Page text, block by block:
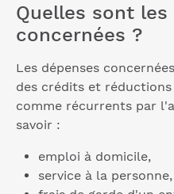
Quelles sont les
concernées ?
Les dépenses
des crédits et
comme récurrents par
savoir :
emploi à domicile,
service à la personne,